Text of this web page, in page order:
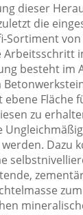
dieser
die
Sortiment
Arbeitsschritt
besteht im
Fläche
zu
Dazu